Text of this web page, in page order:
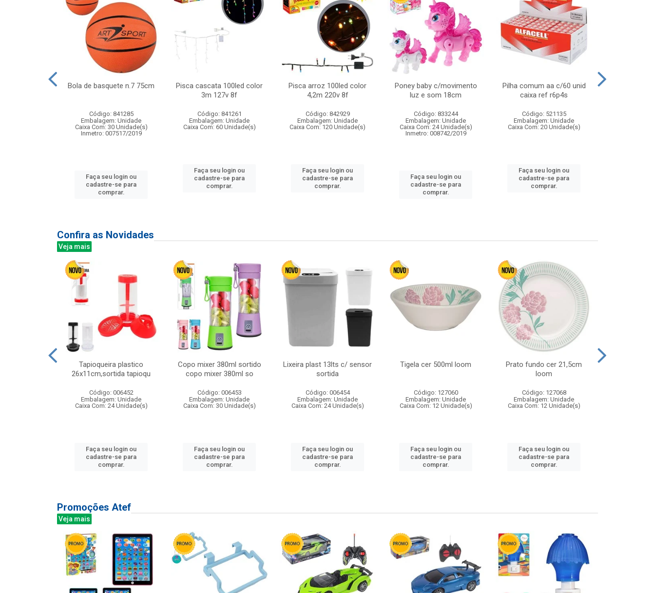
Bola de basquete n.7 75cm
Código: 841285
Embalagem: Unidade
Caixa Com: 30 Unidade(s)
Inmetro: 007517/2019
Faça seu login ou
cadastre-se para
comprar.
Pisca cascata 100led color
3m 127v 8f
Código: 841261
Embalagem: Unidade
Caixa Com: 60 Unidade(s)
Faça seu login ou
cadastre-se para
comprar.
Pisca arroz 100led color
4,2m 220v 8f
Código: 842929
Embalagem: Unidade
Caixa Com: 120 Unidade(s)
Faça seu login ou
cadastre-se para
comprar.
Poney baby c/movimento
luz e som 18cm
Código: 833244
Embalagem: Unidade
Caixa Com: 24 Unidade(s)
Inmetro: 008742/2019
Faça seu login ou
cadastre-se para
comprar.
Pilha comum aa c/60 unid
caixa ref r6p4s
Código: 521135
Embalagem: Unidade
Caixa Com: 20 Unidade(s)
Faça seu login ou
cadastre-se para
comprar.
Confira as Novidades
Veja mais
Tapioqueira plastico
26x11cm,sortida tapioqu
Código: 006452
Embalagem: Unidade
Caixa Com: 24 Unidade(s)
Faça seu login ou
cadastre-se para
comprar.
Copo mixer 380ml sortido
copo mixer 380ml so
Código: 006453
Embalagem: Unidade
Caixa Com: 30 Unidade(s)
Faça seu login ou
cadastre-se para
comprar.
Lixeira plast 13lts c/ sensor
sortida
Código: 006454
Embalagem: Unidade
Caixa Com: 24 Unidade(s)
Faça seu login ou
cadastre-se para
comprar.
Tigela cer 500ml loom
Código: 127060
Embalagem: Unidade
Caixa Com: 12 Unidade(s)
Faça seu login ou
cadastre-se para
comprar.
Prato fundo cer 21,5cm
loom
Código: 127068
Embalagem: Unidade
Caixa Com: 12 Unidade(s)
Faça seu login ou
cadastre-se para
comprar.
Promoções Atef
Veja mais